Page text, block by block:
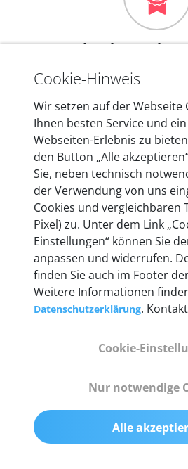
Mehr als 10 Jahre
In den Kfz-Diagnosegeräten
entwickeln wir unsere
Berlin laufend weiter. Auf
heute mehr als 60.000
Technische
Lieferumfang
55 mm x 25 mm x 12 mm
200 g
Cookie-Hinweis
Wir setzen auf der Webseite
Ihnen besten Service und
Webseiten-Erlebnis zu
den Button „Alle
Sie, neben technisch
der Verwendung von uns
Cookies und vergleichbaren
Pixel) zu. Unter dem Link
Einstellungen“ können Sie
anpassen und widerrufen.
finden Sie auch im Footer
Weitere Informationen
Datenschutzerklärung.
Cookie-
Nur notwendige
Alle